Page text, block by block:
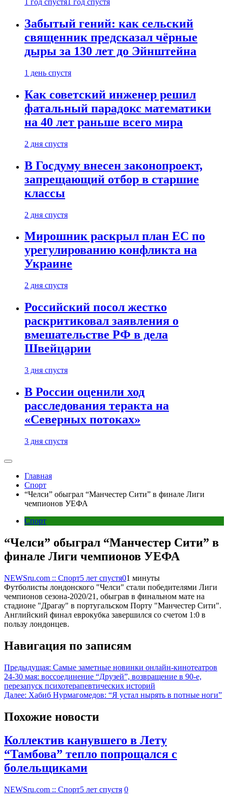
1 год спустя 1 год спустя
Забытый гений: как сельский
священник предсказал чёрные
дыры за 130 лет до Эйнштейна
1 день спустя
Как советский инженер решил
фатальный парадокс математики
на 40 лет раньше всего мира
2 дня спустя
В Госдуму внесен законопроект,
запрещающий отбор в старшие
классы
2 дня спустя
Мирошник раскрыл план ЕС по
урегулированию конфликта на
Украине
2 дня спустя
Российский посол жестко
раскритиковал заявления о
вмешательстве РФ в дела
Швейцарии
3 дня спустя
В России оценили ход
расследования теракта на
«Северных потоках»
3 дня спустя
Главная
Спорт
“Челси” обыграл “Манчестер Сити” в финале Лиги
чемпионов УЕФА
Спорт
“Челси” обыграл “Манчестер Сити” в
финале Лиги чемпионов УЕФА
NEWSru.com :: Спорт5 лет спустя01 минуты
Футболисты лондонского "Челси" стали победителями Лиги
чемпионов сезона-2020/21, обыграв в финальном мате на
стадионе "Драгау" в португальском Порту "Манчестер Сити".
Английский финал еврокубка завершился со счетом 1:0 в
пользу лондонцев.
Навигация по записям
Предыдущая: Самые заметные новинки онлайн-кинотеатров
24-30 мая: воссоединение “Друзей”, возвращение в 90-е,
перезапуск психотерапевтических историй
Далее: Хабиб Нурмагомедов: “Я устал нырять в потные ноги”
Похожие новости
Коллектив канувшего в Лету
“Тамбова” тепло попрощался с
болельщиками
NEWSru.com :: Спорт5 лет спустя 0